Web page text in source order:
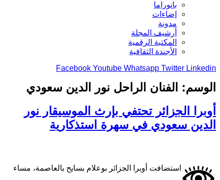
بانوراما
إضاءات
مدونة
أرشيف المجلة
المكتبة الرقمية
الأجندة الثقافية
Facebook Youtube Whatsapp Twitter Linkedin
الوسم:
الفنان الراحل نور الدين سعودي
أوبرا الجزائر تحتفي بإرث الموسيقار نور
الدين سعودي في سهرة استذكارية
استضافت أوبرا الجزائر بوعلام بسايح بالعاصمة، مساء